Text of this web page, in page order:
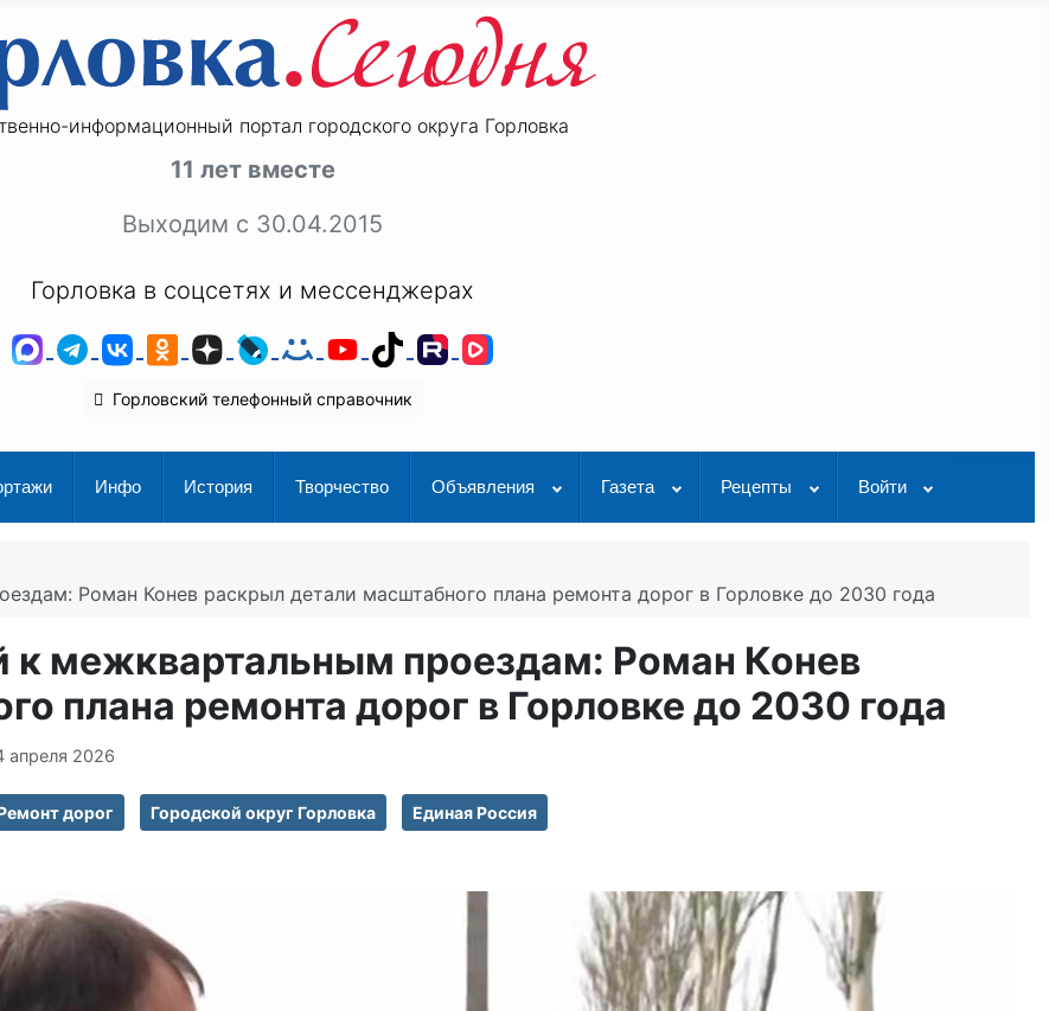
информационный портал городского округа Горловка
11 лет вместе
Выходим с 30.04.2015
Горловка в соцсетях и мессенджерах
MAXTelegram
ВКонтакте
Одноклассники
ДзенLiveJournal
Мой Мир
YouTube
TikTokRutube
Горловский телефонный справочник
Инфо История Творчество Объявления Газета Рецепты Войти
Роман Конев раскрыл детали масштабного плана ремонта дорог в Горловке до 2030 года
к межквартальным проездам: Роман Конев
плана ремонта дорог в Горловке до 2030 года
апреля 2026
дорог Городской округ Горловка Единая Россия